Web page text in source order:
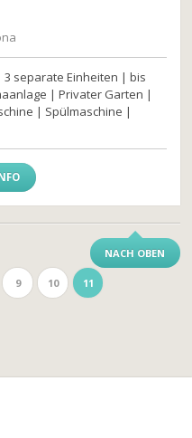
separate Einheiten | bis
| Privater Garten |
| Spülmaschine |
NACH OBEN
9 10 11